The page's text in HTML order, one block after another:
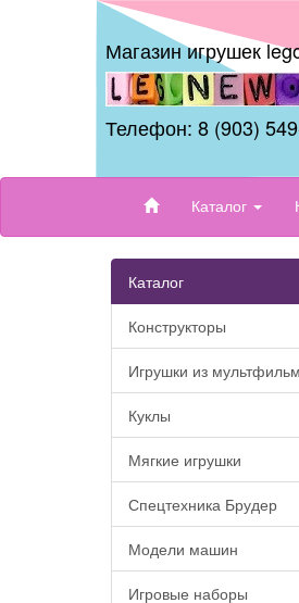
Магазин игрушек
Телефон: 8 (903)
Каталог
Каталог
Конструкторы
Игрушки из
Куклы
Мягкие игрушки
Спецтехника Брудер
Модели машин
Игровые наборы